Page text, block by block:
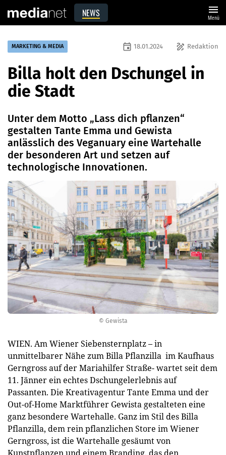
NEWS menu
Menü
© Gewista
MARKETING & MEDIA draw Redaktion
event 18.01.2024
Billa holt den Dschungel in
die Stadt
Unter dem Motto „Lass dich pflanzen“
gestalten Tante Emma und Gewista
anlässlich des Veganuary eine Wartehalle
der besonderen Art und setzen auf
technologische Innovationen.
WIEN. Am Wiener Siebensternplatz – in
unmittelbarer Nähe zum Billa Pflanzilla im Kaufhaus
Gerngross auf der Mariahilfer Straße- wartet seit dem
11. Jänner ein echtes Dschungelerlebnis auf
Passanten. Die Kreativagentur Tante Emma und der
Out-of-Home Marktführer Gewista gestalteten eine
ganz besondere Wartehalle. Ganz im Stil des Billa
Pflanzilla, dem rein pflanzlichen Store im Wiener
Gerngross, ist die Wartehalle gesäumt von